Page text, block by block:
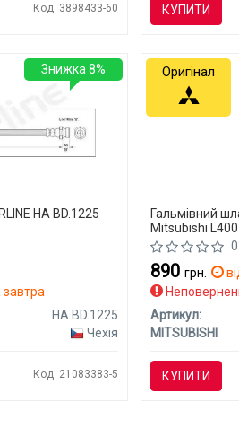
Код: 3898433-60 КУПИТИ
HA BD.1225
завтра
HA BD.1225
Чехія
Код: 21083383-5
Знижка 8%
Гальмівний
Mitsubishi L400
890грн.
Артикул:
MITSUBISHI
КУПИТИ
Оригінал